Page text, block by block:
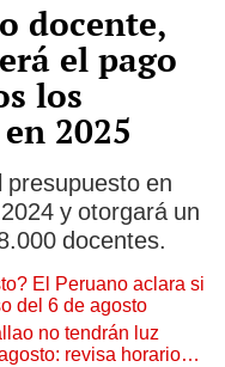
docente,
el pago
los
2025
presupuesto en
y otorgará un
docentes.
El Peruano aclara si
del 6 de agosto
no tendrán luz
revisa horarios y